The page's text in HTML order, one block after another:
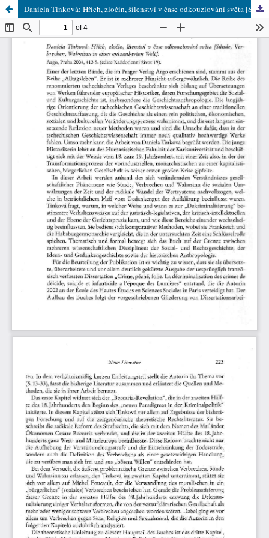
Daniela Tinková: Hřích, zločin, šílenství v čase odkouzlování světa [Sünde, Verbrechen, Wahnsinn in einer entzauberten Welt]